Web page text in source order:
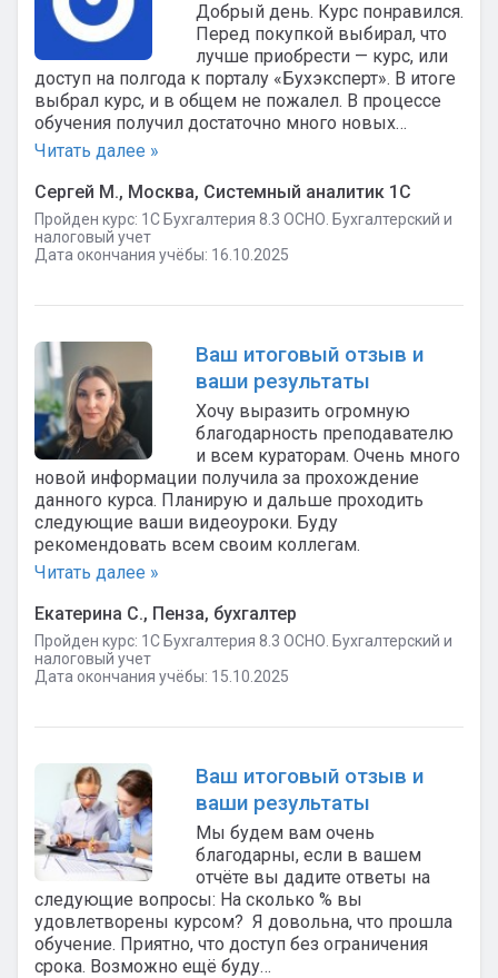
Добрый день. Курс понравился.
Перед покупкой выбирал, что
лучше приобрести — курс, или
доступ на полгода к порталу «Бухэксперт». В итоге
выбрал курс, и в общем не пожалел. В процессе
обучения получил достаточно много новых…
Читать далее »
Сергей М., Москва, Системный аналитик 1С
Пройден курс: 1C Бухгалтерия 8.3 ОСНО. Бухгалтерский и
налоговый учет
Дата окончания учёбы: 16.10.2025
Ваш итоговый отзыв и
ваши результаты
Хочу выразить огромную
благодарность преподавателю
и всем кураторам. Очень много
новой информации получила за прохождение
данного курса. Планирую и дальше проходить
следующие ваши видеоуроки. Буду
рекомендовать всем своим коллегам.
Читать далее »
Екатерина С., Пенза, бухгалтер
Пройден курс: 1C Бухгалтерия 8.3 ОСНО. Бухгалтерский и
налоговый учет
Дата окончания учёбы: 15.10.2025
Ваш итоговый отзыв и
ваши результаты
Мы будем вам очень
благодарны, если в вашем
отчёте вы дадите ответы на
следующие вопросы: На сколько % вы
удовлетворены курсом? Я довольна, что прошла
обучение. Приятно, что доступ без ограничения
срока. Возможно ещё буду…